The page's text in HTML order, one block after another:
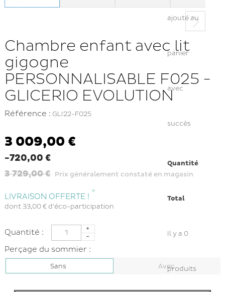
ajouté au
panier
avec
succès
Quantité
Total
Il y a 0
produits
Chambre enfant avec lit
gigogne
PERSONNALISABLE F025 -
GLICERIO EVOLUTION
Référence : GLI22-F025
3 009,00 €
-720,00 €
3 729,00 € Prix généralement constaté en magasin
LIVRAISON OFFERTE ! *
dont 33,00 € d'éco-participation
Quantité :
Perçage du sommier :
Sans Avec